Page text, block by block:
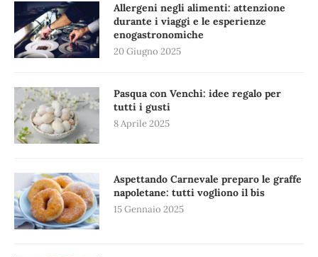
Allergeni negli alimenti: attenzione
durante i viaggi e le esperienze
enogastronomiche
20 Giugno 2025
Pasqua con Venchi: idee regalo per
tutti i gusti
8 Aprile 2025
Aspettando Carnevale preparo le graffe
napoletane: tutti vogliono il bis
15 Gennaio 2025